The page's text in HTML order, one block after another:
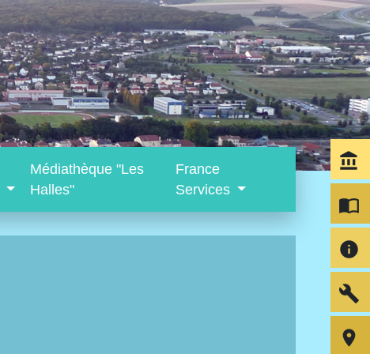
Médiathèque "Les
Halles"
France
Services
account_balance
import_contacts
info
build
room